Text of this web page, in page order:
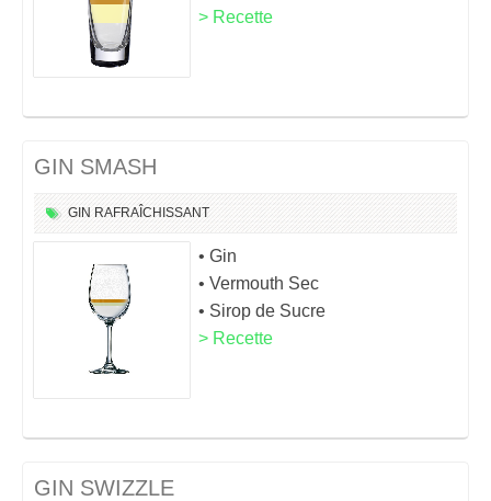
> Recette
GIN SMASH
GIN RAFRAÎCHISSANT
• Gin
• Vermouth Sec
• Sirop de Sucre
> Recette
GIN SWIZZLE